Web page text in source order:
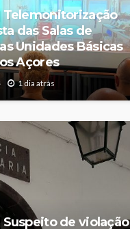
Telemonitorização
das Salas de
Unidades Básicas
Açores
1 dia atrás
Suspeito de violação